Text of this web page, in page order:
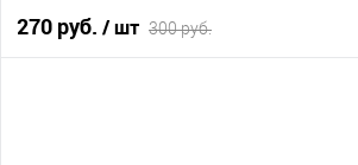
270 руб. / шт 300 руб.